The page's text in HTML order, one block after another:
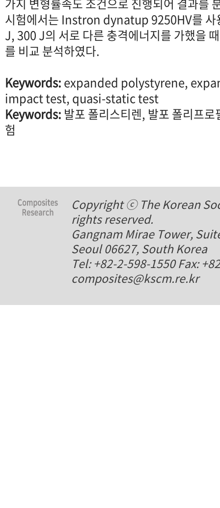
가지 변형률속도 조건으로 진행되어 결과를
시험에서는 Instron dynatup 9250HV를 사
J, 300 J의 서로 다른 충격에너지를 가했을
를 비교 분석하였다.
Keywords:expanded polystyrene,
impact test, quasi-static test
Keywords: 발포 폴리스티렌, 발포 폴리프
험
Copyright ⓒ The Korean
rights reserved.
Gangnam Mirae Tower,
Seoul 06627, South Korea
Tel: +82-2-598-1550 Fax:
composites@kscm.re.kr